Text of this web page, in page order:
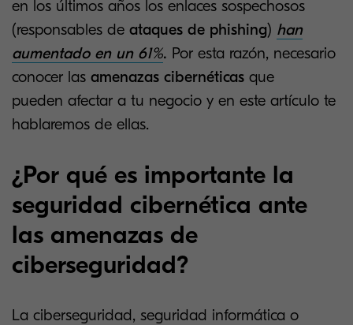
en los últimos años los enlaces sospechosos
(responsables de ataques de phishing) han
aumentado en un 61%. Por esta razón, necesario
conocer las amenazas cibernéticas que
pueden afectar a tu negocio y en este artículo te
hablaremos de ellas.
¿Por qué es importante la
seguridad cibernética ante
las amenazas de
ciberseguridad?
La ciberseguridad, seguridad informática o